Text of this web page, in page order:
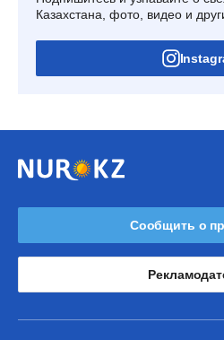
Казахстана, фото, видео и
Сообщить о